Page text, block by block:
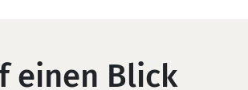
einen Blick